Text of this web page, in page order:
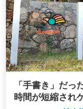
「手書き」だっ
時間が短縮され